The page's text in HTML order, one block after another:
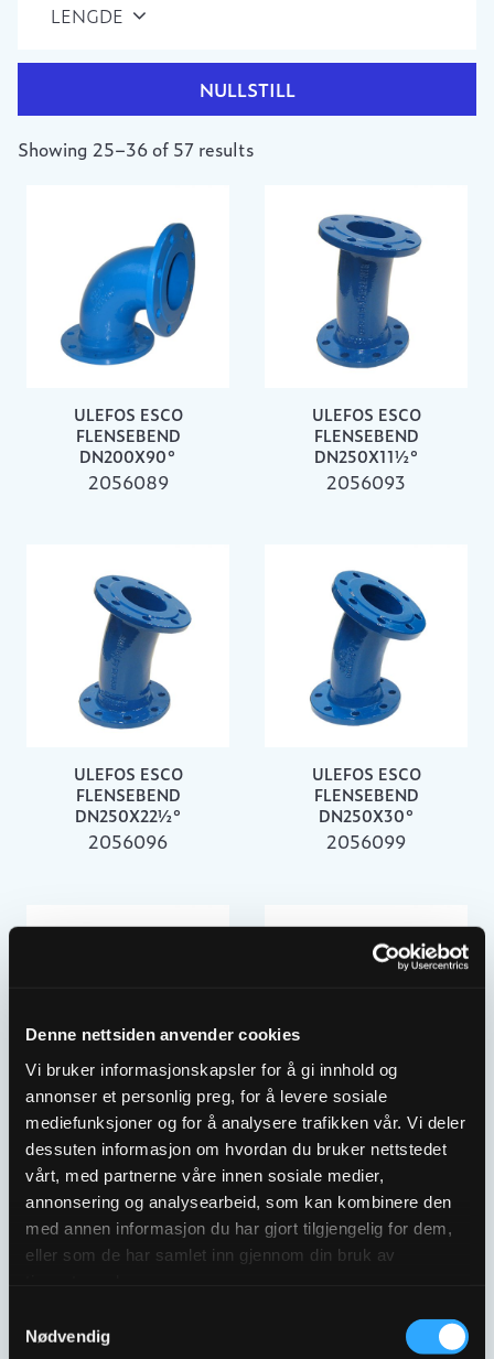
Denne nettsiden anvender cookies
Vi bruker informasjonskapsler for å gi innhold og
annonser et personlig preg, for å levere sosiale
mediefunksjoner og for å analysere trafikken vår. Vi deler
dessuten informasjon om hvordan du bruker nettstedet
vårt, med partnerne våre innen sosiale medier,
annonsering og analysearbeid, som kan kombinere den
med annen informasjon du har gjort tilgjengelig for dem,
eller som de har samlet inn gjennom din bruk av
Nødvendig
LENGDE
NULLSTILL
Showing 25–36 of 57 results
ULEFOS ESCO
FLENSEBEND
DN200X90°
2056089
ULEFOS ESCO
FLENSEBEND
DN250X11½°
2056093
ULEFOS ESCO
FLENSEBEND
DN250X22½°
2056096
ULEFOS ESCO
FLENSEBEND
DN250X30°
2056099
ULEFOS ESCO
FLENSEBEND
DN250X45°
2056103
ULEFOS ESCO
FLENSEBEND
DN250X90°
2056106